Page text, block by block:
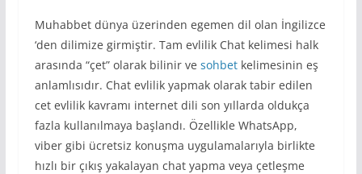
Muhabbet dünya üzerinden egemen dil olan İngilizce
‘den dilimize girmiştir. Tam evlilik Chat kelimesi halk
arasında “çet” olarak bilinir ve sohbetkelimesinin eş
anlamlısıdır. Chat evlilik yapmak olarak tabir edilen
cet evlilik kavramı internet dili son yıllarda oldukça
fazla kullanılmaya başlandı. Özellikle WhatsApp,
viber gibi ücretsiz konuşma uygulamalarıyla birlikte
hızlı bir çıkış yakalayan chat yapma veya çetleşme